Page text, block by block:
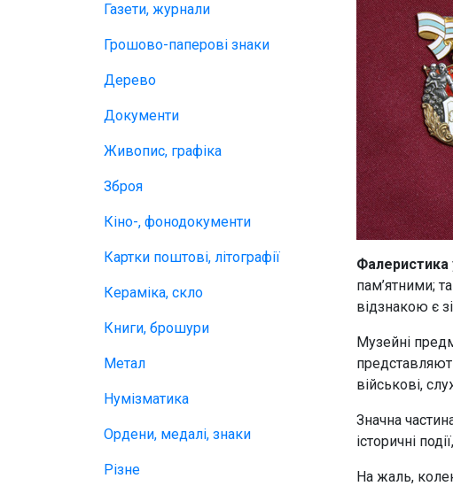
Газети, журнали
Грошово-паперові знаки
Дерево
Документи
Живопис, графіка
Зброя
Кіно-, фонодокументи
Картки поштові, літографії
Кераміка, скло
Книги, брошури
Метал
Нумізматика
Ордени, медалі, знаки
Різне
Фалеристика
пам’ятними;
відзнакою є
Музейні
військові,
Значна
історичні
На жаль,